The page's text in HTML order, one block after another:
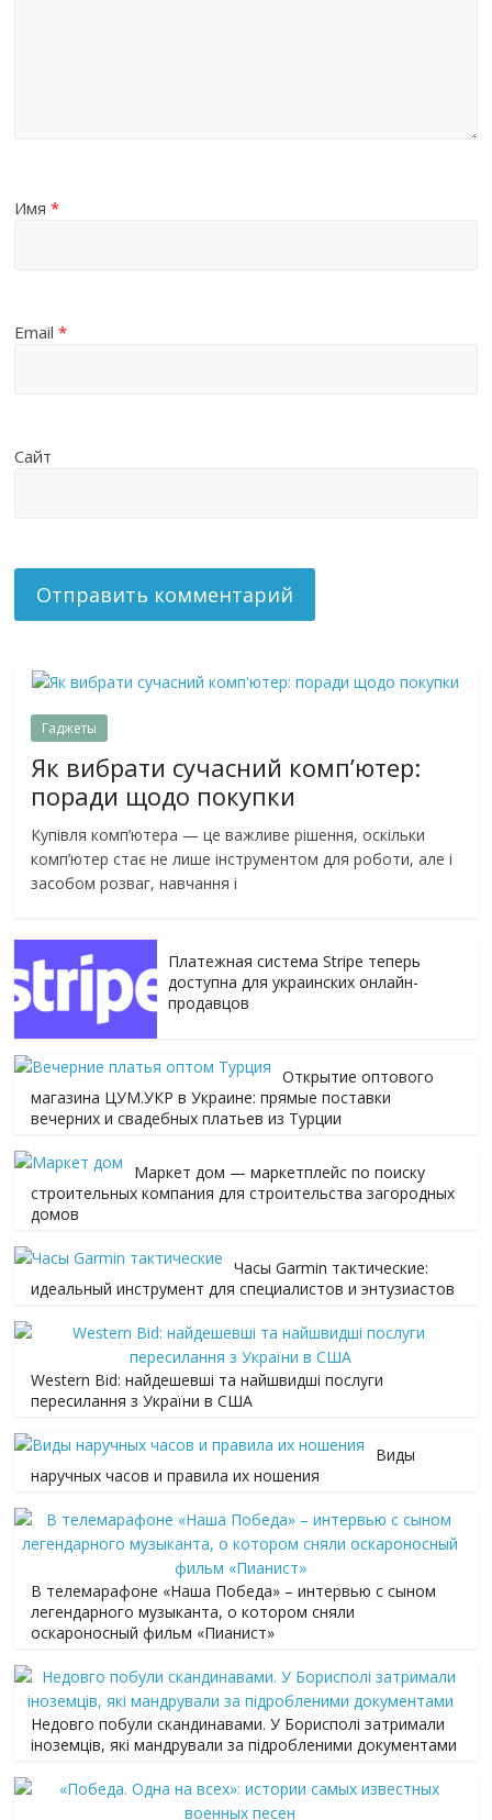
Имя*
Email*
Сайт
Гаджеты
Як вибрати сучасний комп’ютер:
поради щодо покупки
Купівля комп’ютера — це важливе рішення, оскільки
комп’ютер стає не лише інструментом для роботи, але і
засобом розваг, навчання і
Платежная система Stripe теперь
доступна для украинских онлайн-
продавцов
Открытие оптового
магазина ЦУМ.УКР в Украине: прямые поставки
вечерних и свадебных платьев из Турции
Маркет дом — маркетплейс по поиску
строительных компания для строительства загородных
домов
Часы Garmin тактические:
идеальный инструмент для специалистов и энтузиастов
Western Bid: найдешевші та найшвидші послуги
пересилання з України в США
Виды
наручных часов и правила их ношения
В телемарафоне «Наша Победа» – интервью с сыном
легендарного музыканта, о котором сняли
оскароносный фильм «Пианист»
Недовго побули скандинавами. У Борисполі затримали
іноземців, які мандрували за підробленими документами